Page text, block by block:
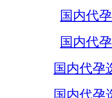
国内代
国内代
国内代孕
国内代孕